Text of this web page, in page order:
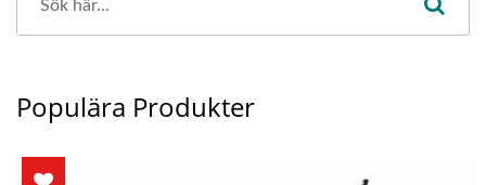
Populära Produkter